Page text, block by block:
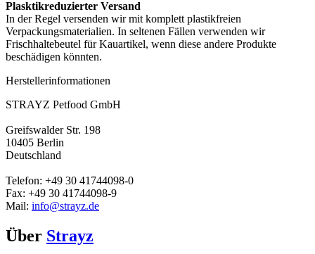
Plasktikreduzierter Versand
In der Regel versenden wir mit komplett plastikfreien
Verpackungsmaterialien. In seltenen Fällen verwenden wir
Frischhaltebeutel für Kauartikel, wenn diese andere Produkte
beschädigen könnten.
Herstellerinformationen
STRAYZ Petfood GmbH
Greifswalder Str. 198
10405 Berlin
Deutschland
Telefon: +49 30 41744098-0
Fax: +49 30 41744098-9
Mail: info@strayz.de
Über Strayz